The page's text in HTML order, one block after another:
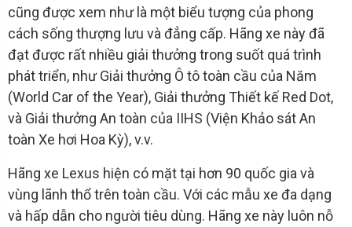
cũng được xem như là một biểu tượng của phong
cách sống thượng lưu và đẳng cấp. Hãng xe này đã
đạt được rất nhiều giải thưởng trong suốt quá trình
phát triển, như Giải thưởng Ô tô toàn cầu của Năm
(World Car of the Year), Giải thưởng Thiết kế Red Dot,
và Giải thưởng An toàn của IIHS (Viện Khảo sát An
toàn Xe hơi Hoa Kỳ), v.v.
Hãng xe Lexus hiện có mặt tại hơn 90 quốc gia và
vùng lãnh thổ trên toàn cầu. Với các mẫu xe đa dạng
và hấp dẫn cho người tiêu dùng. Hãng xe này luôn nỗ